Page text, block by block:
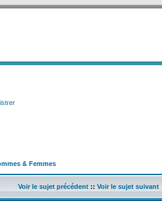
& Femmes
Voir le sujet précédent :: Voir le sujet suivant